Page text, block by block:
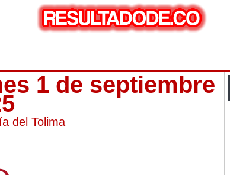
1 de septiembre
del Tolima